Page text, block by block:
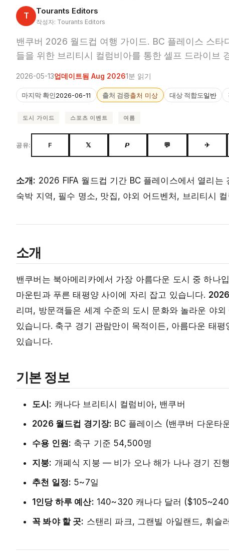
T Tourants Editors
작성자: Tourants Editors
밴쿠버 2026 월드컵 여행 가이드. BC 플레이스 스
들을 위한 브리티시 컬럼비아를 통한 셀프 드라이브
2026-05-13업데이트됨 Aug 20261분 읽기
마지막 확인2026-06-11 출처 검증출처 미상 대상 적합도일반
도시 가이드 스포츠 이벤트 여름
공유: F 𝕏 𝙋 💬 ✈
소개: 2026 FIFA 월드컵 기간 BC 플레이스에서 열리
숙박 지역, 필수 명소, 맛집, 야외 어드벤처, 브리티시
소개
밴쿠버는 북아메리카에서 가장 아름다운 도시 중 하나
마운틴과 푸른 태평양 사이에 자리 잡고 있습니다.
리며, 방문객들은 세계 수준의 도시 문화와 놀라운 야
있습니다. 축구 경기 관람만이 목적이든, 아름다운 태
있습니다.
기본 정보
도시: 캐나다 브리티시 컬럼비아, 밴쿠버
2026 월드컵 경기장: BC 플레이스 (밴쿠버 다운타
수용 인원: 축구 기준 54,500명
지붕: 개폐식 지붕 — 비가 오나 해가 나나 경기 진행
추천 일정: 5~7일
1인당 하루 예산: 140~320 캐나다 달러
꼭 봐야 할 곳: 스탠리 파크, 그랜빌 아일랜드, 휘슬